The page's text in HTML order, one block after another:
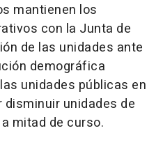
mantienen los
con la Junta de
de las unidades ante
demográfica
unidades públicas en
unidades de
mitad de curso.